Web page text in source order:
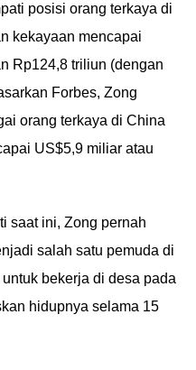
posisi orang terkaya di
kekayaan mencapai
Rp124,8 triliun (dengan
Forbes, Zong
orang terkaya di China
US$5,9 miliar atau
saat ini, Zong pernah
salah satu pemuda di
bekerja di desa pada
hidupnya selama 15